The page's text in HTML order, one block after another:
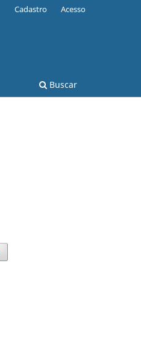
Buscar
Cadastro Acesso